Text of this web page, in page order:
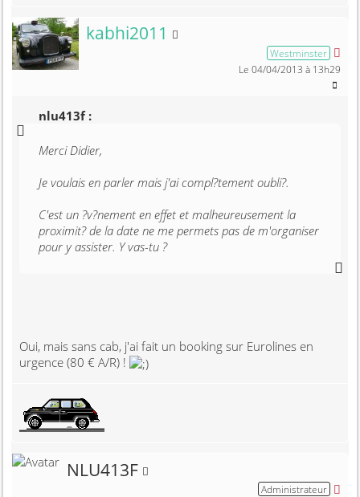
kabhi2011 Membre non connecté
Westminster
Le 04/04/2013 à 13h29
nlu413f :
Merci Didier,
Je voulais en parler mais j'ai compl?tement oubli?.
C'est un ?v?nement en effet et malheureusement la
proximit? de la date ne me permets pas de m'organiser
pour y assister. Y vas-tu ?
Oui, mais sans cab, j'ai fait un booking sur Eurolines en
urgence (80 € A/R) !
NLU413F
Administrateur